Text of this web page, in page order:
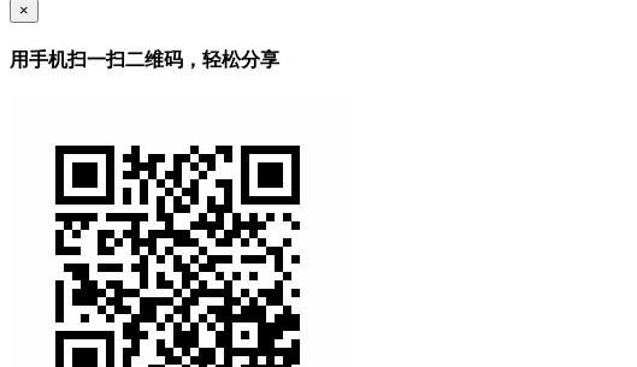
×
用手机扫一扫二维码，轻松分享